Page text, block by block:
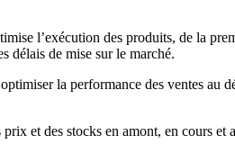
l’exécution des produits, de la
délais de mise sur le marché.
la performance des ventes au
et des stocks en amont, en cours et